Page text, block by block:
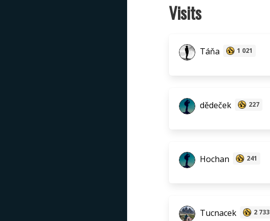
Visits
Táňa 1 021
dědeček 227
Hochan 241
Tucnacek 2 733